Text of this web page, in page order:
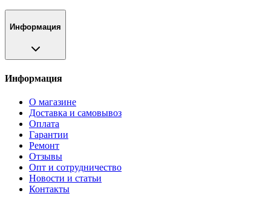
Информация
Информация
О магазине
Доставка и самовывоз
Оплата
Гарантии
Ремонт
Отзывы
Опт и сотрудничество
Новости и статьи
Контакты